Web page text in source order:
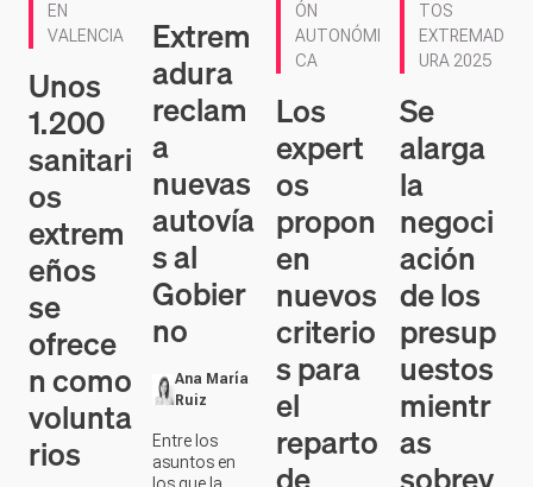
EN
VALENCIA
Unos
1.200
sanitari
os
extrem
eños
se
ofrece
n como
volunta
rios
Extrem
adura
reclam
a
nuevas
autovía
s al
Gobier
no
Ana María
Ruiz
Entre los
asuntos en
ÓN
AUTONÓMI
CA
Los
expert
os
propon
en
nuevos
criterio
s para
el
reparto
TOS
EXTREMAD
URA 2025
Se
alarga
la
negoci
ación
de los
presup
uestos
mientr
as